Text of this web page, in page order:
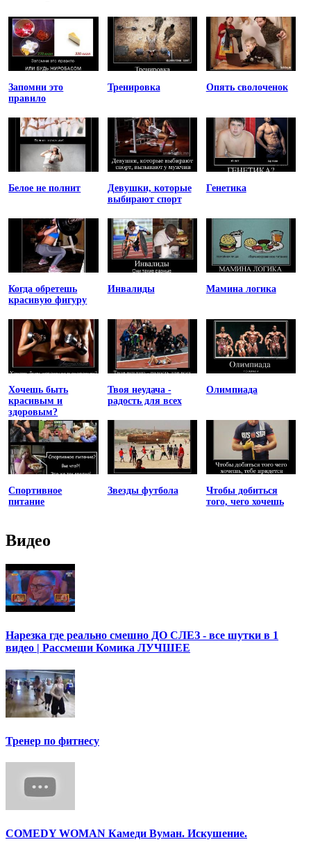
Запомни это
правило
Тренировка Опять сволоченок
Белое не полнит
Девушки, которые
выбирают спорт
Генетика
Когда обретешь
красивую фигуру
Инвалиды Мамина логика
Хочешь быть
красивым и
здоровым?
Твоя неудача -
радость для всех
Олимпиада
Спортивное
питание
Звезды футбола
Чтобы добиться
того, чего хочешь
Видео
Нарезка где реально смешно ДО СЛЕЗ - все шутки в 1
видео | Рассмеши Комика ЛУЧШЕЕ
Тренер по фитнесу
COMEDY WOMAN Камеди Вуман. Искушение.